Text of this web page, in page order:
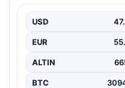
kapsamlı uyuşturucu ile
kapsamında, İçişleri
USD
EUR
ALTIN
BTC